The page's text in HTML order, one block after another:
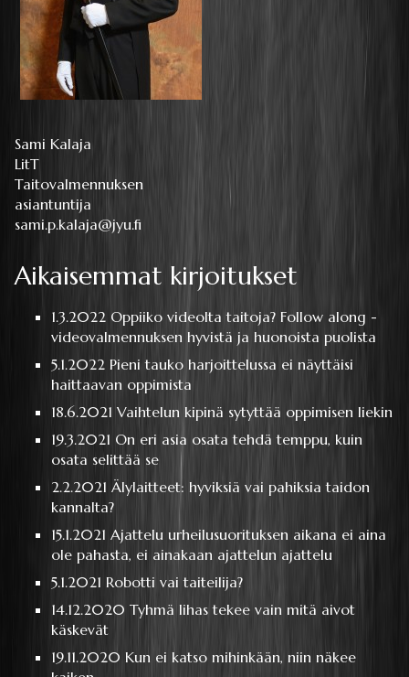
Sami Kalaja
LitT
Taitovalmennuksen
asiantuntija
sami.p.kalaja@jyu.fi
Aikaisemmat kirjoitukset
1.3.2022 Oppiiko videolta taitoja? Follow along -
videovalmennuksen hyvistä ja huonoista puolista
5.1.2022Pieni tauko harjoittelussa ei näyttäisi
haittaavan oppimista
18.6.2021Vaihtelun kipinä sytyttää oppimisen liekin
19.3.2021 On eri asia osata tehdä temppu, kuin
osata selittää se
2.2.2021Älylaitteet: hyviksiä vai pahiksia taidon
kannalta?
15.1.2021Ajattelu urheilusuorituksen aikana ei aina
ole pahasta, ei ainakaan ajattelun ajattelu
5.1.2021 Robotti vai taiteilija?
14.12.2020Tyhmä lihas tekee vain mitä aivot
käskevät
19.11.2020Kun ei katso mihinkään, niin näkee